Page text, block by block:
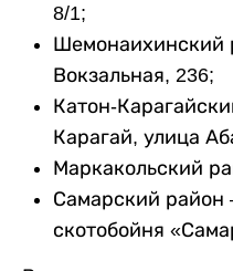
8/1;
Шемонаихинский
Вокзальная, 236;
Катон-
Карагай, улица
Маркакольский
Самарский район
скотобойня